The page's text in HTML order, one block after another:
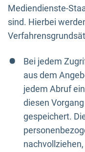
Mediendienste-
sind. Hierbei
Bei jedem
aus dem
jedem Abruf
diesen
gespeichert.